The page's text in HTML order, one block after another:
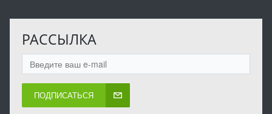
РАССЫЛКА
ПОДПИСАТЬСЯ